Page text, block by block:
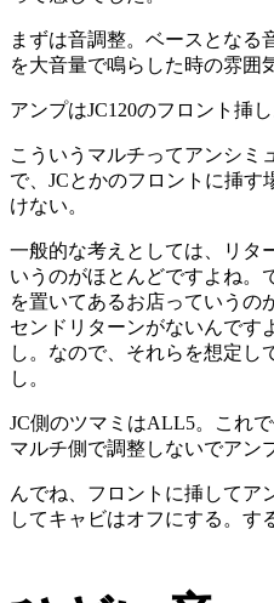
まずは音調整。ベースとなる
を大音量で鳴らした時の雰囲
アンプはJC120のフロント挿
こういうマルチってアンシミ
で、JCとかのフロントに挿す
けない。
一般的な考えとしては、リタ
いうのがほとんどですよね。
を置いてあるお店っていうの
センドリターンがないんです
し。なので、それらを想定し
し。
JC側のツマミはALL5。これ
マルチ側で調整しないでアン
んでね、フロントに挿してア
してキャビはオフにする。